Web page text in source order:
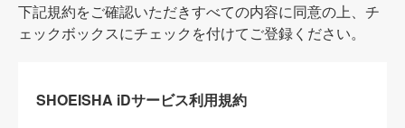
下記規約をご確認いただきすべての内容に同意の上、チ
ェックボックスにチェックを付けてご登録ください。
SHOEISHA iDサービス利用規約